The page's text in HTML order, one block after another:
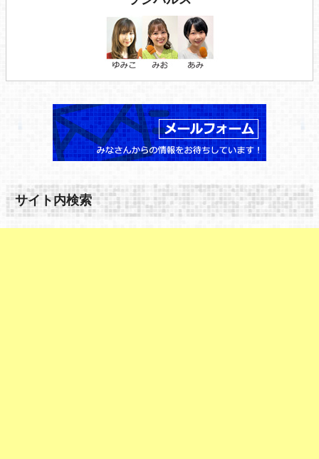
サイト内検索